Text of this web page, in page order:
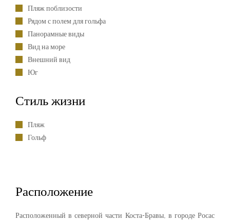
Пляж поблизости
Рядом с полем для гольфа
Панорамные виды
Вид на море
Внешний вид
Юг
Стиль жизни
Пляж
Гольф
Расположение
Расположенный в северной части Коста-Бравы, в городе Росас